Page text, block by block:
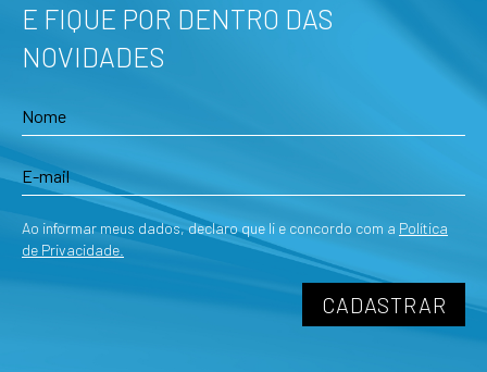
E FIQUE POR DENTRO DAS
NOVIDADES
Ao informar meus dados, declaro que li e concordo com a Política
de Privacidade.